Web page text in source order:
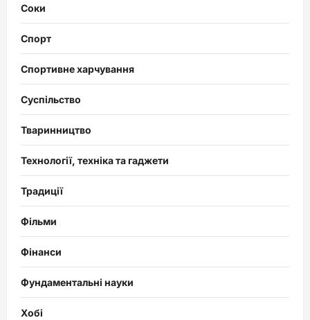
Соки
Спорт
Спортивне харчування
Суспільство
Тваринництво
Технології, техніка та гаджети
Традиції
Фільми
Фінанси
Фундаментальні науки
Хобі